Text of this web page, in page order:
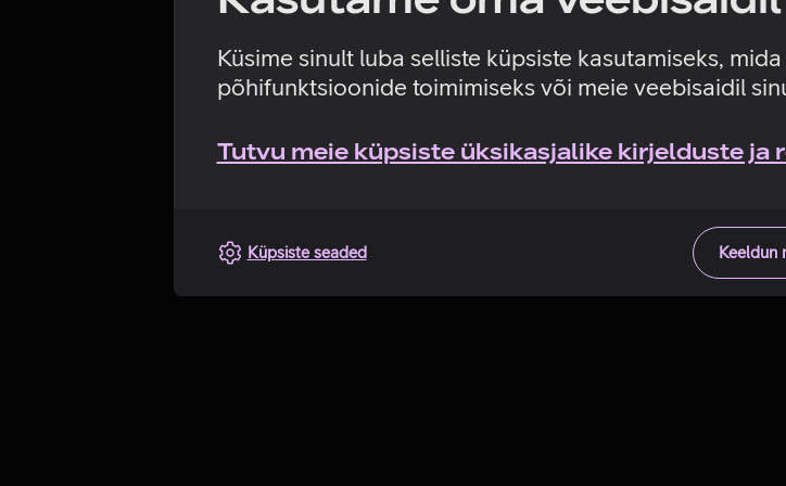
Küsime sinult luba selliste küpsiste kasutamiseks,
põhifunktsioonide toimimiseks või meie veebisaidil
Tutvu meie küpsiste üksikasjalike kirjelduste ja
Keeldun
Küpsiste seaded